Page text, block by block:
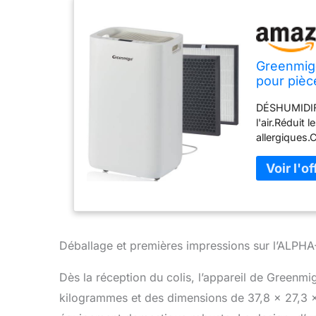
pour
l'air.Réduit
tuyau en
d'eau d'une
permet
pendant
Déballage et premières impressions sur
Dès la réception du colis, l’appareil de
kilogrammes et des dimensions de 37,8 x 27,3